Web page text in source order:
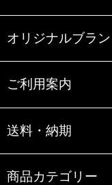
オリジナルブラ
ご利用案内
送料・納期
商品カテゴリー